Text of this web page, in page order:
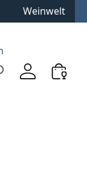
Weinwelt